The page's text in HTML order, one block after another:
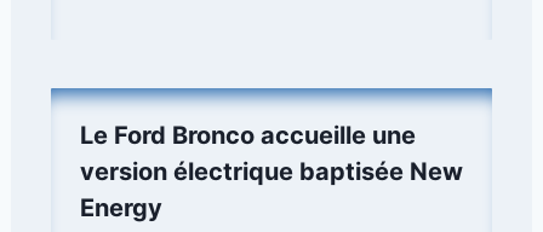
Le Ford Bronco accueille une
version électrique baptisée New
Energy